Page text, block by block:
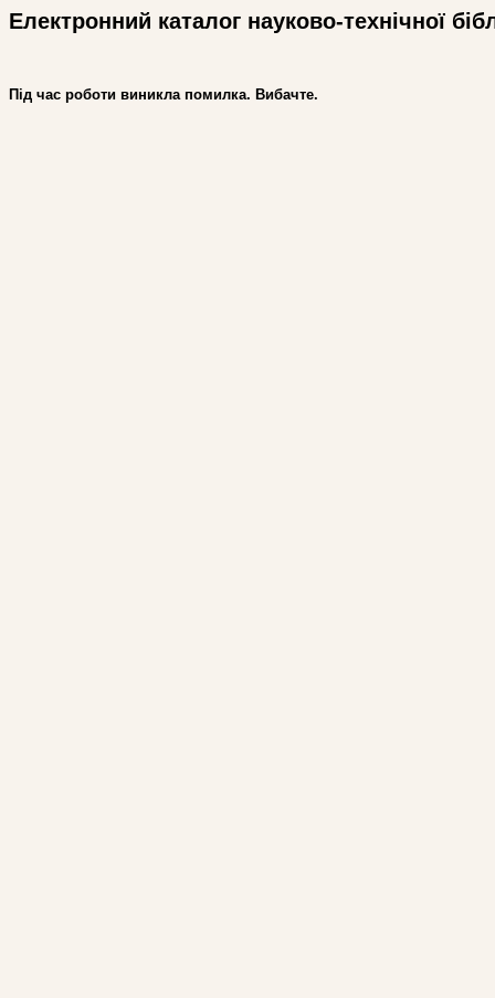
Електронний каталог науково-технічної
Під час роботи виникла помилка. Вибачте.